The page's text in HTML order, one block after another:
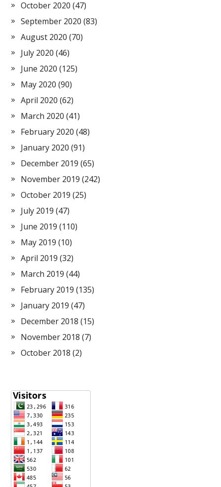
October 2020 (47)
September 2020 (83)
August 2020 (70)
July 2020 (46)
June 2020 (125)
May 2020 (90)
April 2020 (62)
March 2020 (41)
February 2020 (48)
January 2020 (91)
December 2019 (65)
November 2019 (242)
October 2019 (25)
July 2019 (47)
June 2019 (110)
May 2019 (10)
April 2019 (32)
March 2019 (44)
February 2019 (135)
January 2019 (47)
December 2018 (15)
November 2018 (7)
October 2018 (2)